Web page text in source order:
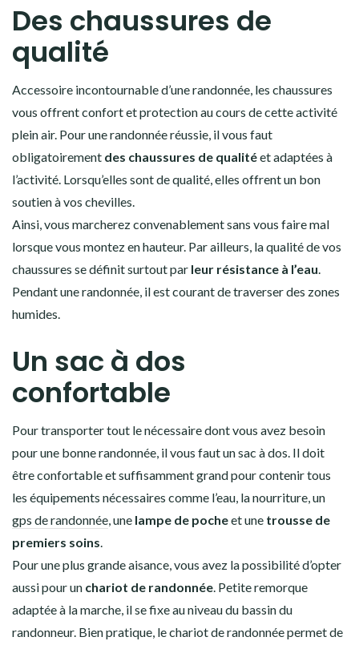
Des chaussures de
qualité
Accessoire incontournable d’une randonnée, les chaussures
vous offrent confort et protection au cours de cette activité
plein air. Pour une randonnée réussie, il vous faut
obligatoirement des chaussures de qualitéet adaptées à
l’activité. Lorsqu’elles sont de qualité, elles offrent un bon
soutien à vos chevilles.
Ainsi, vous marcherez convenablement sans vous faire mal
lorsque vous montez en hauteur. Par ailleurs, la qualité de vos
chaussures se définit surtout par leur résistance à l’eau
Pendant une randonnée, il est courant de traverser des zones
humides.
Un sac à dos
confortable
Pour transporter tout le nécessaire dont vous avez besoin
pour une bonne randonnée, il vous faut un sac à dos. Il doit
être confortable et suffisamment grand pour contenir tous
les équipements nécessaires comme l’eau, la nourriture, un
gps de randonnée , une lampe de pocheet une trousse de
premiers soins
Pour une plus grande aisance, vous avez la possibilité d’opter
aussi pour un chariot de randonnée . Petite remorque
adaptée à la marche, il se fixe au niveau du bassin du
randonneur. Bien pratique, le chariot de randonnée permet de